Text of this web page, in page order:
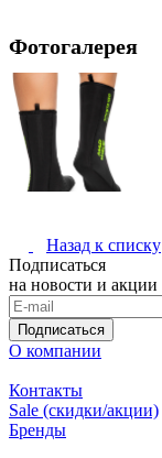
Фотогалерея
Назад к списку
Подписаться
на новости и акции
Подписаться
О компании
Контакты
Sale (скидки/акции)
Бренды